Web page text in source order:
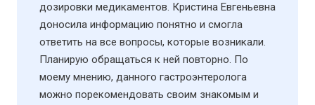
дозировки медикаментов. Кристина Евгеньевна
доносила информацию понятно и смогла
ответить на все вопросы, которые возникали.
Планирую обращаться к ней повторно. По
моему мнению, данного гастроэнтеролога
можно порекомендовать своим знакомым и